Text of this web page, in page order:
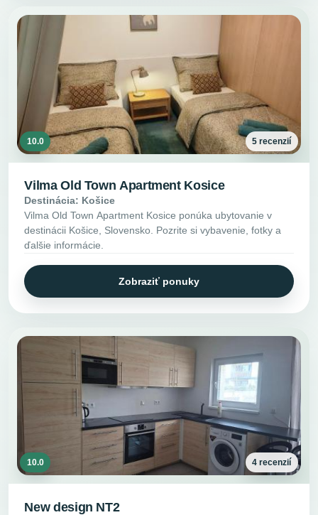
10.0 5 recenzií
Vilma Old Town Apartment Kosice
Destinácia: Košice
Vilma Old Town Apartment Kosice ponúka ubytovanie v
destinácii Košice, Slovensko. Pozrite si vybavenie, fotky a
ďalšie informácie.
Zobraziť ponuky
10.0 4 recenzií
New design NT2